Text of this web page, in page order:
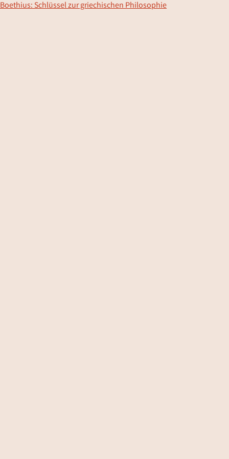
Boethius: Schlüssel zur griechischen Philosophie